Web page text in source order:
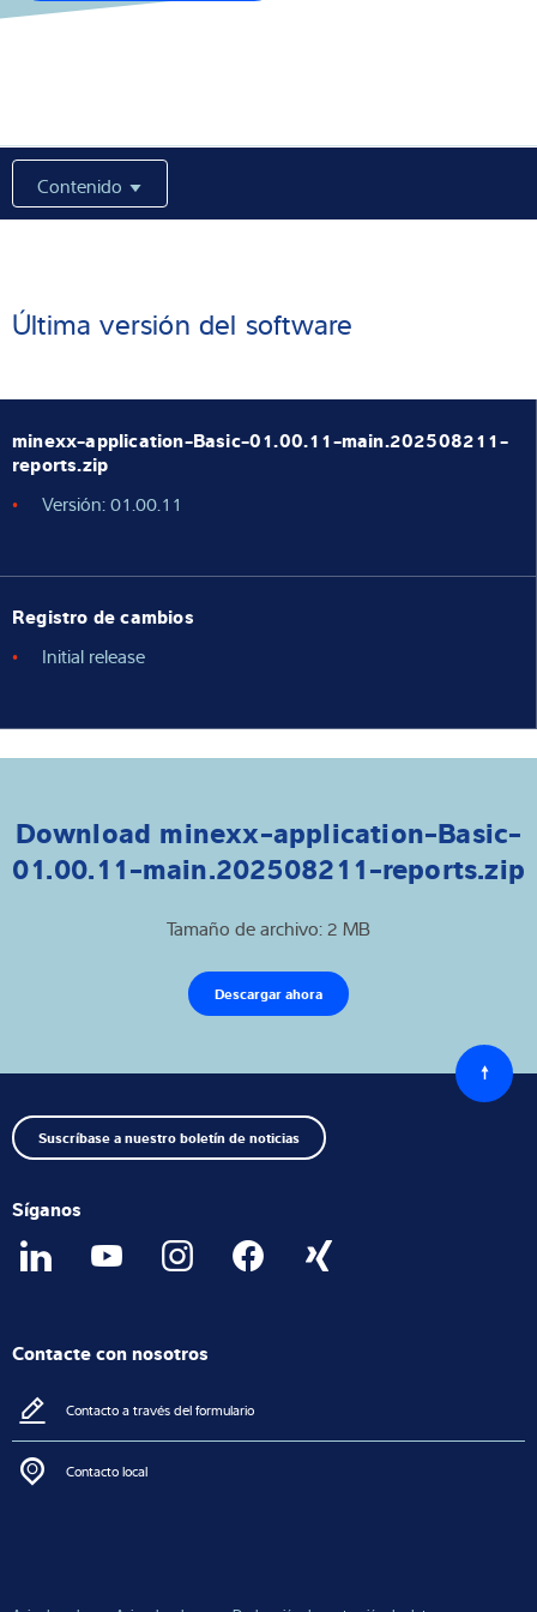
Noticias
Contenido
Última versión del software
minexx-application-Basic-01.00.11-main.202508211-
reports.zip
Versión: 01.00.11
Registro de cambios
Initial release
Download minexx-application-Basic-
01.00.11-main.202508211-reports.zip
Tamaño de archivo: 2 MB
Descargar ahora
Volver
al
Suscríbase a nuestro boletín de noticias
Síganos
Contacte con nosotros
Contacto a través del formulario
Contacto local